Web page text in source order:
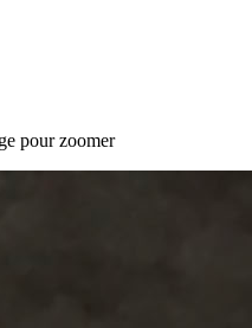
pour zoomer